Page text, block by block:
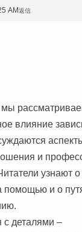
AM返信
мы
влияние
и
узнают
помощью и о
с деталями –